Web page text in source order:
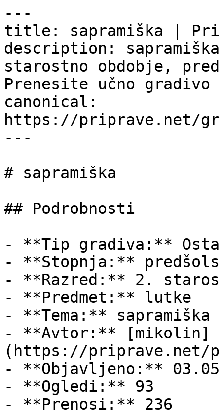
---
title: sapramiška |
description:
starostno obdobje,
Prenesite učno
canonical:
https://priprave.net/
---
# sapramiška
## Podrobnosti
- **Tip gradiva:**
- **Stopnja:**
- **Razred:** 2.
- **Predmet:** lutke
- **Tema:** sapramiška
- **Avtor:** [mikolin]
(https://priprave.net/
- **Objavljeno:**
- **Ogledi:** 93
- **Prenosi:** 236